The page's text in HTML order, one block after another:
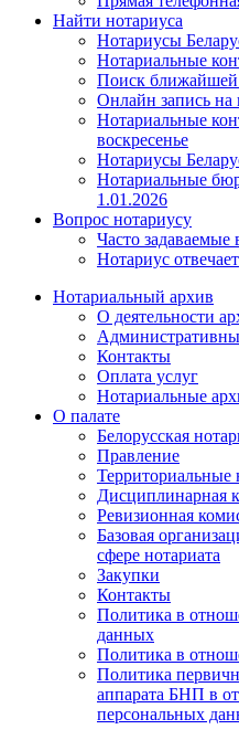
Найти нотариуса
Нотариусы
Нотариальные
Поиск ближайшей
Онлайн запись на
Нотариальные
воскресенье
Нотариусы
Нотариальные
1.01.2026
Вопрос нотариусу
Часто задаваемые
Нотариус отвечает
Нотариальный архив
О деятельности
Контакты
Оплата услуг
Нотариальные
О палате
Белорусская
Правление
Территориальные
Дисциплинарная
Ревизионная
Базовая
сфере нотариата
Закупки
Контакты
Политика в
данных
Политика в
Политика
аппарата БНП в
персональных